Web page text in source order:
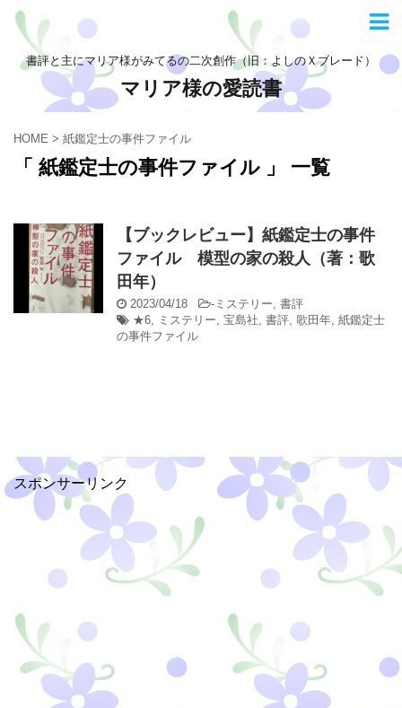
書評と主にマリア様がみてるの二次創作（旧：よしのＸブレード）
マリア様の愛読書
HOME > 紙鑑定士の事件ファイル
「 紙鑑定士の事件ファイル 」 一覧
【ブックレビュー】紙鑑定士の事件
ファイル 模型の家の殺人（著：歌
田年）
2023/04/18 - ミステリー, 書評
★6, ミステリー, 宝島社, 書評, 歌田年, 紙鑑定士
の事件ファイル
スポンサーリンク